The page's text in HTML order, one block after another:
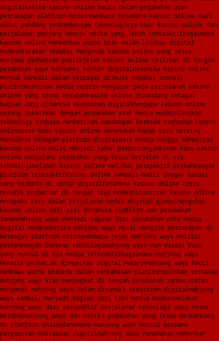
digitalketika kasino online hadir dalam perubahan arah
percakapan platform modernmembaca fenomena kasino online dari
sudut pandang perkembangan teknologiera baru kasino online dan
perjalanan panjang menuju media yang lebih interaktifbagaimana
kasino online membentuk warna baru dalam lanskap digital
moderncatatan redaksi mengenai kasino online yang terus
menjadi perhatian publikjejak kasino online terlihat di tengah
perubahan gaya konsumsi konten digitaldinamika kasino online
muncul kembali dalam berbagai diskusi seputar inovasi
platformsorotan media modern mengarah pada perjalanan kasino
online yang terus berubahkasino online dipandang sebagai
bagian dari dinamika ekosistem digitalmengapa kasino online
sering dikaitkan dengan perubahan arah media modernlanskap
teknologi terbaru memberikan pandangan berbeda terhadap kasino
onlinecara baru kasino online menemukan babak baru seiring
munculnya beragam platform digitaldari media hingga komunitas
kasino online mulai menjadi bahan perbincangankisah baru kasino
online mengalami perubahan yang terus berjalan di era
teknologimelihat kasino online melalui perspektif perkembangan
platform interaktifkasino online kembali hadir dengan narasi
yang berbeda di dunia digitalfenomena kasino online terus
menarik perhatian di tengah arus modernisasiarah kasino online
menapaki baru dalam perjalanan media digital globalmengulas
kasino online dari sisi dinamika platform dan perubahan
zamanmahjong ways menjadi bagian dari perubahan peta media
digital modernketika mahjong ways mulai mengisi percakapan di
berbagai platform onlinemembaca jejak mahjong ways melalui
perkembangan lanskap teknologimahjong ways dan narasi baru
yang muncul di era media interaktifbagaimana mahjong ways
menarik perhatian komunitas digital modernmahjong ways hadir
membawa warna berbeda dalam pembahasan platformsorotan terhadap
mahjong ways kian meningkat di tengah perubahan zamancatatan
mengenai mahjong ways dalam dinamika ekosistem digitalmahjong
ways kembali menjadi bagian dari tren media modernmelihat
mahjong ways dari perspektif perjalanan teknologi yang terus
berubahmahjong ways dan cerita perubahan yang terus berkembang
di platform onlinefenomena mahjong ways muncul bersama
pergeseran kebiasaan digitalmahjong ways menemukan momentum